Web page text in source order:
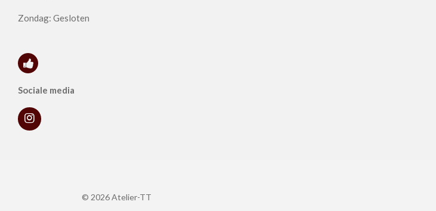
Zondag: Gesloten
Sociale media
I
n
© 2026 Atelier-TT